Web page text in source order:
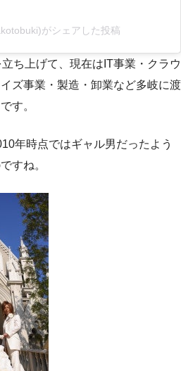
がシェアした投稿
ち上げて、現在はIT事業・クラウ
ズ事業・製造・卸業など多岐に渡
す。
年時点ではギャル男だったよう
すね。